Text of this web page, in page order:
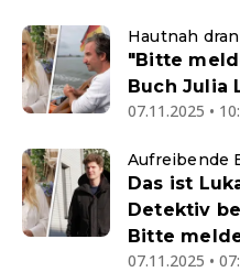
Hautnah dran
"Bitte
Buch Julia
07.11.2025 •
Aufreibende
Das ist
Detektiv
Bitte
07.11.2025 •